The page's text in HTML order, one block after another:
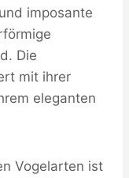
imposante
Die
mit ihrer
eleganten
Vogelarten ist